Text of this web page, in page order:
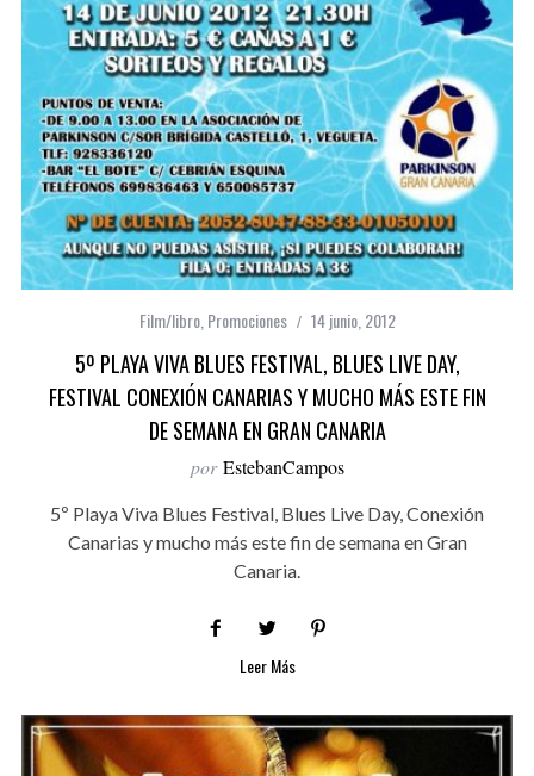
Film/libro, Promociones 14 junio, 2012
5º PLAYA VIVA BLUES FESTIVAL, BLUES LIVE DAY,
FESTIVAL CONEXIÓN CANARIAS Y MUCHO MÁS ESTE FIN
DE SEMANA EN GRAN CANARIA
por EstebanCampos
5º Playa Viva Blues Festival, Blues Live Day, Conexión
Canarias y mucho más este fin de semana en Gran
Canaria.
Leer Más